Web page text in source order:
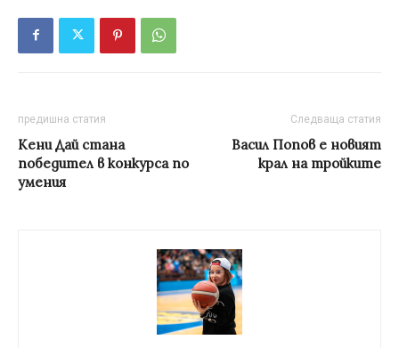
предишна статия
Кени Дай стана
победител в конкурса по
умения
Следваща статия
Васил Попов е новият
крал на тройките